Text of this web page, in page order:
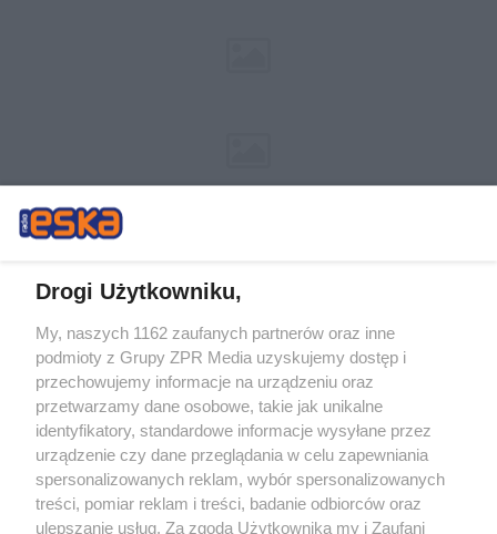
Żaden utwór zamieszczony w serwisie nie może być powielany i
rozpowszechniany lub dalej rozpowszechniany w jakikolwiek sposób (w
tym także elektroniczny lub mechaniczny) na jakimkolwiek polu
eksploatacji w jakiejkolwiek formie, włącznie z umieszczaniem w Internecie
bez pisemnej zgody właściciela praw. Jakiekolwiek użycie lub
wykorzystanie utworów w całości lub w części z naruszeniem prawa, tzn.
bez właściwej zgody, jest zabronione pod groźbą kary i może być ścigane
prawnie.
Drogi Użytkowniku,
My, naszych 1162 zaufanych partnerów oraz inne
podmioty z Grupy ZPR Media uzyskujemy dostęp i
przechowujemy informacje na urządzeniu oraz
przetwarzamy dane osobowe, takie jak unikalne
identyfikatory, standardowe informacje wysyłane przez
urządzenie czy dane przeglądania w celu zapewniania
spersonalizowanych reklam, wybór spersonalizowanych
treści, pomiar reklam i treści, badanie odbiorców oraz
ulepszanie usług. Za zgodą Użytkownika my i Zaufani